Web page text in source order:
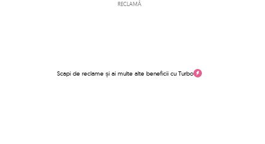
RECLAMĂ
Scapi de reclame și ai multe alte beneficii cu Turbo